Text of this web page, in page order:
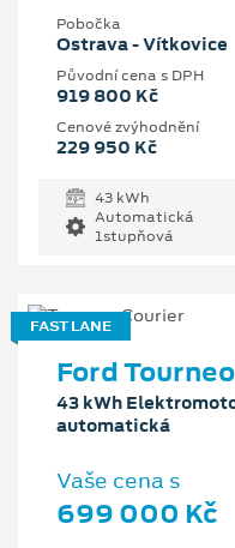
Pobočka
Ostrava - Vítkovice
Původní cena s DPH
919 800 Kč
Cenové zvýhodnění
229 950 Kč
43 kWh
Automatická
1stupňová
FAST LANE
Ford
43 kWh
automatická
Vaše cena s
699 000 Kč